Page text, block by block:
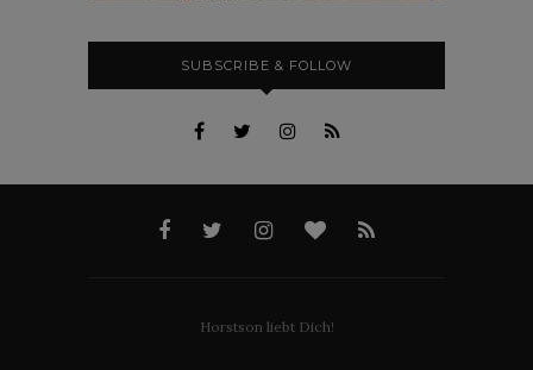
SUBSCRIBE & FOLLOW
Horstson liebt Dich!